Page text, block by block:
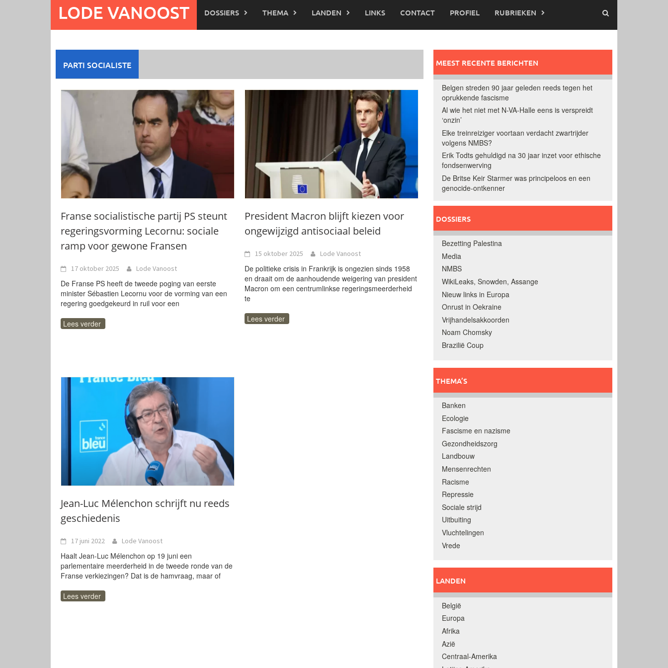
LODE VANOOST DOSSIERS THEMA LANDEN LINKS CONTACT PROFIEL RUBRIEKEN
PARTI SOCIALISTE
Franse socialistische partij PS steunt
regeringsvorming Lecornu: sociale
ramp voor gewone Fransen
17 oktober 2025 Lode Vanoost
De Franse PS heeft de tweede poging van eerste
minister Sébastien Lecornu voor de vorming van een
regering goedgekeurd in ruil voor een
Lees verder
President Macron blijft kiezen voor
ongewijzigd antisociaal beleid
15 oktober 2025 Lode Vanoost
De politieke crisis in Frankrijk is ongezien sinds 1958
en draait om de aanhoudende weigering van president
Macron om een centrumlinkse regeringsmeerderheid
te
Lees verder
Jean-Luc Mélenchon schrijft nu reeds
geschiedenis
17 juni 2022 Lode Vanoost
Haalt Jean-Luc Mélenchon op 19 juni een
parlementaire meerderheid in de tweede ronde van de
Franse verkiezingen? Dat is de hamvraag, maar of
Lees verder
MEEST RECENTE BERICHTEN
Belgen streden 90 jaar geleden reeds tegen het
oprukkende fascisme
Al wie het niet met N-VA-Halle eens is verspreidt
‘onzin’
Elke treinreiziger voortaan verdacht zwartrijder
volgens NMBS?
Erik Todts gehuldigd na 30 jaar inzet voor ethische
fondsenwerving
De Britse Keir Starmer was principeloos en een
genocide-ontkenner
DOSSIERS
Bezetting Palestina
Media
NMBS
WikiLeaks, Snowden, Assange
Nieuw links in Europa
Onrust in Oekraine
Vrijhandelsakkoorden
Noam Chomsky
Brazilië Coup
THEMA’S
Banken
Ecologie
Fascisme en nazisme
Gezondheidszorg
Landbouw
Mensenrechten
Racisme
Repressie
Sociale strijd
Uitbuiting
Vluchtelingen
Vrede
LANDEN
België
Europa
Afrika
Azië
Centraal-Amerika